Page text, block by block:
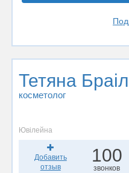
Тетяна
косметолог
Ювілейна
Добавить
отзыв
100
звонков